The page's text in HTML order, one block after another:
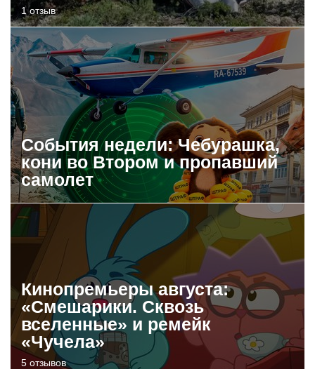
1 отзыв
События недели: Чебурашка,
кони во Втором и пропавший
самолет
Кинопремьеры августа:
«Смешарики. Сквозь
вселенные» и ремейк
«Чучела»
5 отзывов